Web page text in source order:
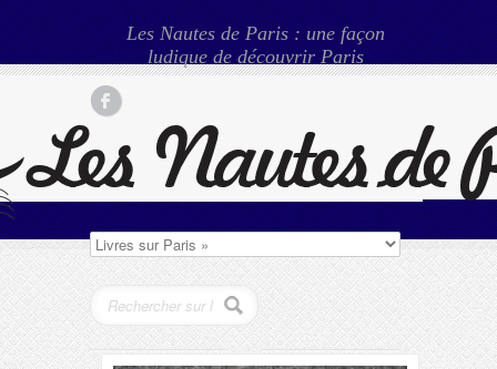
Les Nautes de Paris : une façon
ludique de découvrir Paris